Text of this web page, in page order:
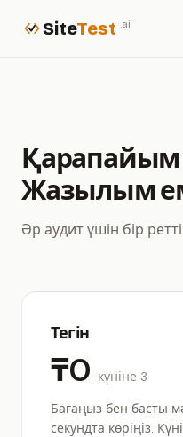
SiteTest .ai
Қарапайым
Жазылым
Әр аудит үшін бір
Тегін
₸0 күніне 3
Бағаңыз бен басты
секундта көріңіз.